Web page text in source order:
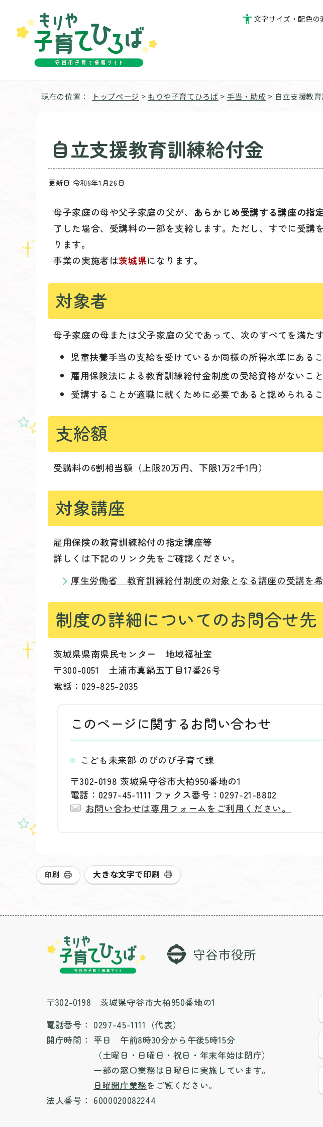
文字サイズ・配色の
現在の位置： トップページ > もりや子育てひろば > 手当・助成 > 自立支援教
自立支援教育訓練給付金
更新日 令和6年1月26日
母子家庭の母や父子家庭の父が、 あらかじめ受講する講座の指
了した場合、受講料の一部を支給します。ただし、すでに受講
ります。
事業の実施者は茨城県になります。
対象者
母子家庭の母または父子家庭の父であって、次のすべてを満た
児童扶養手当の支給を受けているか同様の所得水準にある
雇用保険法による教育訓練給付金制度の受給資格がないこと
受講することが適職に就くために必要であると認められる
支給額
受講料の6割相当額（上限20万円、下限1万2千1円）
対象講座
雇用保険の教育訓練給付の指定講座等
詳しくは下記のリンク先をご確認ください。
厚生労働省 教育訓練給付制度の対象となる講座の受講を
制度の詳細についてのお問合せ先
茨城県県南県民センター 地域福祉室
〒300-0051 土浦市真鍋五丁目17番26号
電話：029-825-2035
このページに関する お問い合わせ
こども未来部 のびのび子育て課
〒302-0198 茨城県守谷市大柏950番地の1
電話：0297-45-1111 ファクス番号：0297-21-8802
お問い合わせは専用フォームをご利用ください。
印刷 大きな文字で印刷
〒302-0198 茨城県守谷市大柏950番地の1
電話番号： 0297-45-1111（代表）
開庁時間： 平日 午前8時30分から午後5時15分
（土曜日・日曜日・祝日・年末年始は閉庁）
一部の窓口業務は日曜日に実施しています。
日曜開庁業務をご覧ください。
法人番号： 6000020082244